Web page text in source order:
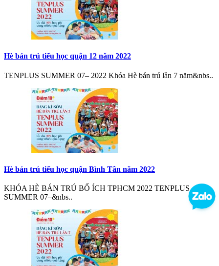
Hè bán trú tiểu học quận 12 năm 2022
TENPLUS SUMMER 07– 2022 Khóa Hè bán trú lần 7 năm&nbs..
Hè bán trú tiểu học quận Bình Tân năm 2022
KHÓA HÈ BÁN TRÚ BỔ ÍCH TPHCM 2022 TENPLUS
SUMMER 07–&nbs..